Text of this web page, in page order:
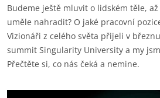
Budeme ještě mluvit o lidském těle,
uměle nahradit? O jaké pracovní
Vizionáři z celého světa přijeli v
summit Singularity University a my
Přečtěte si, co nás čeká a nemine.